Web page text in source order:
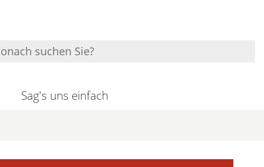
Sag's uns einfach